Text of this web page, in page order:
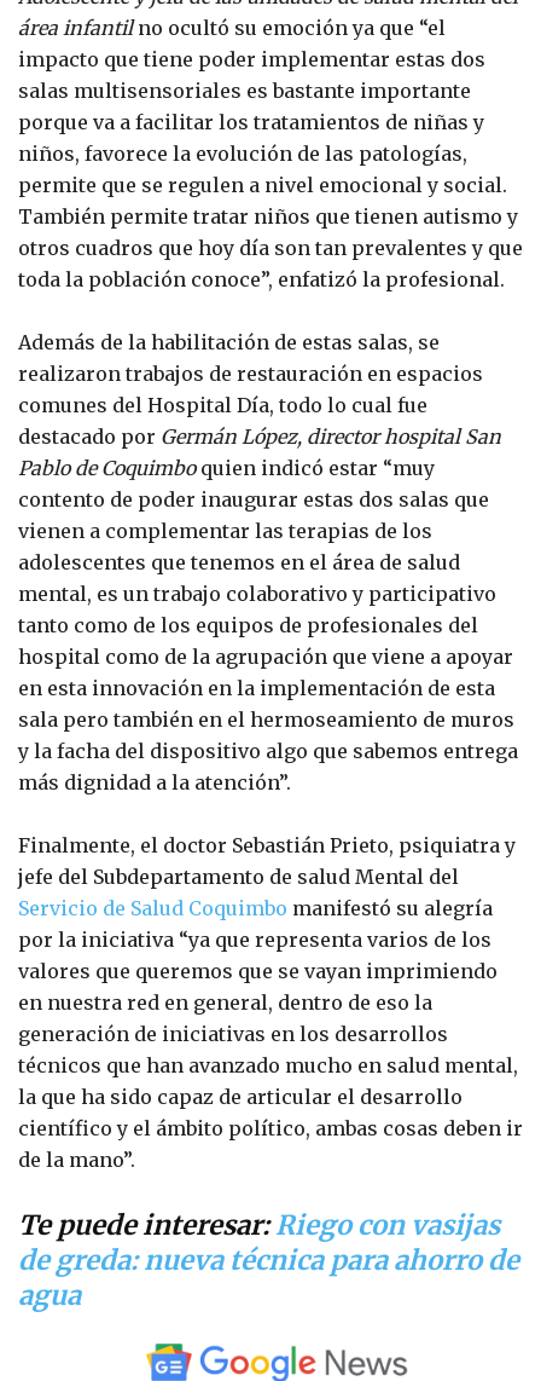
área infantilno ocultó su emoción ya que “el
impacto que tiene poder implementar estas dos
salas multisensoriales es bastante importante
porque va a facilitar los tratamientos de niñas y
niños, favorece la evolución de las patologías,
permite que se regulen a nivel emocional y social.
También permite tratar niños que tienen autismo y
otros cuadros que hoy día son tan prevalentes y que
toda la población conoce”, enfatizó la profesional.
Además de la habilitación de estas salas, se
realizaron trabajos de restauración en espacios
comunes del Hospital Día, todo lo cual fue
destacado por Germán López, director hospital San
Pablo de Coquimboquien indicó estar “muy
contento de poder inaugurar estas dos salas que
vienen a complementar las terapias de los
adolescentes que tenemos en el área de salud
mental, es un trabajo colaborativo y participativo
tanto como de los equipos de profesionales del
hospital como de la agrupación que viene a apoyar
en esta innovación en la implementación de esta
sala pero también en el hermoseamiento de muros
y la facha del dispositivo algo que sabemos entrega
más dignidad a la atención”.
Finalmente, el doctor Sebastián Prieto, psiquiatra y
jefe del Subdepartamento de salud Mental del
Servicio de Salud Coquimbo manifestó su alegría
por la iniciativa “ya que representa varios de los
valores que queremos que se vayan imprimiendo
en nuestra red en general, dentro de eso la
generación de iniciativas en los desarrollos
técnicos que han avanzado mucho en salud mental,
la que ha sido capaz de articular el desarrollo
científico y el ámbito político, ambas cosas deben ir
de la mano”.
Te puede interesar:Riego con vasijas
de greda: nueva técnica para ahorro de
agua